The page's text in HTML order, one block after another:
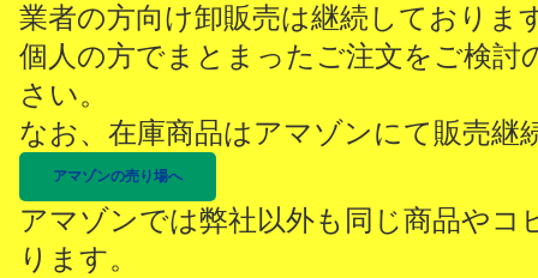
業者の方向け卸販売は継続しておりま
個人の方でまとまったご注文をご検討
さい。
なお、在庫商品はアマゾンにて販売継
アマゾンの売り場へ
アマゾンでは弊社以外も同じ商品やコ
ります。